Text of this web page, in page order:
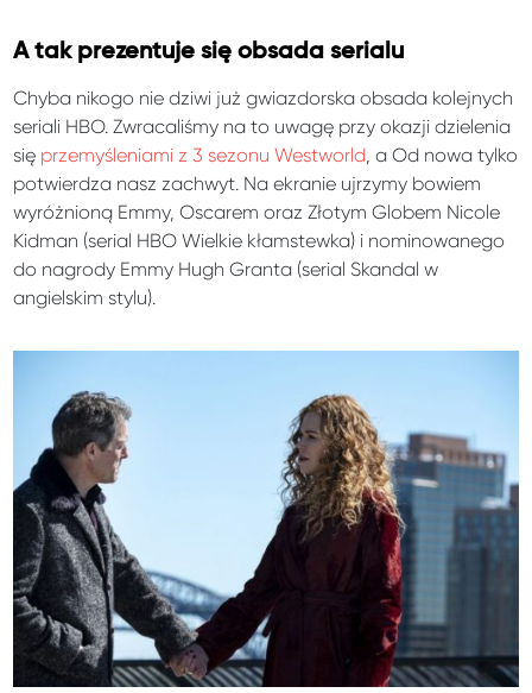
A tak prezentuje się obsada serialu
Chyba nikogo nie dziwi już gwiazdorska obsada kolejnych
seriali HBO. Zwracaliśmy na to uwagę przy okazji dzielenia
się przemyśleniami z 3 sezonu Westworld , a Od nowa tylko
potwierdza nasz zachwyt. Na ekranie ujrzymy bowiem
wyróżnioną Emmy, Oscarem oraz Złotym Globem Nicole
Kidman (serial HBO Wielkie kłamstewka) i nominowanego
do nagrody Emmy Hugh Granta (serial Skandal w
angielskim stylu).